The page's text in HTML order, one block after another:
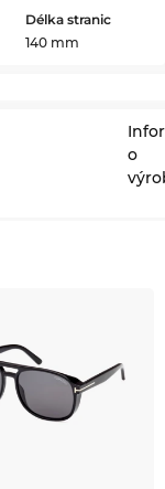
Délka stranic
140 mm
o